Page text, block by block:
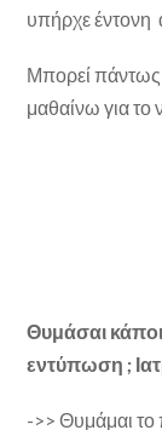
υπήρχε έντονη
Μπορεί πάντως
μαθαίνω για το
Θυμάσαι
εντύπωση ;
->> Θυμάμαι